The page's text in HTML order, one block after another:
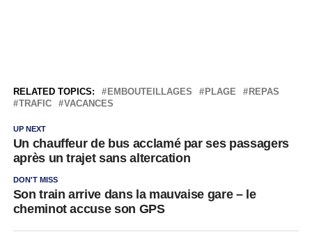
RELATED TOPICS: EMBOUTEILLAGES PLAGE
REPAS
TRAFIC
VACANCES
UP NEXT
Un chauffeur de bus acclamé par ses passagers
après un trajet sans altercation
DON'T MISS
Son train arrive dans la mauvaise gare – le
cheminot accuse son GPS